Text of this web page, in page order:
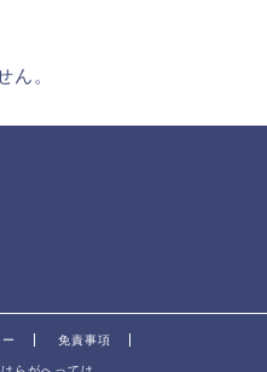
ん。
免責事項